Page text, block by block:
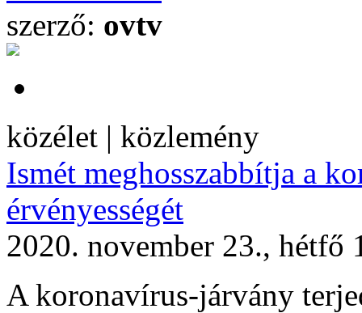
szerző: ovtv
közélet | közlemény
Ismét meghosszabbítja a
érvényességét
2020. november 23., hétfő
A koronavírus-járvány